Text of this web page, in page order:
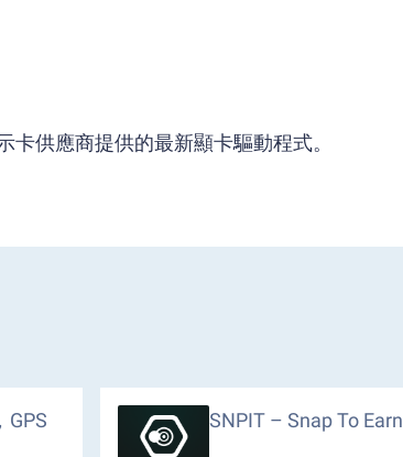
供應商提供的最新顯卡驅動程式。
GPS
SNPIT – Snap To Earn